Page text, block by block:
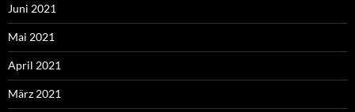
Juni 2021
Mai 2021
April 2021
März 2021